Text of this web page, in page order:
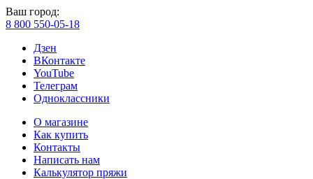
Ваш город:
8 800 550-05-18
Дзен
ВКонтакте
YouTube
Телеграм
Одноклассники
О магазине
Как купить
Контакты
Написать нам
Калькулятор пряжи